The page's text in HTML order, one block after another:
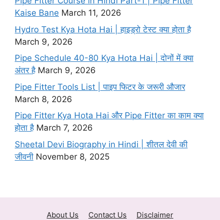
m
Kaise Bane March 11, 2026
Hydro Test Kya Hota Hai | हाइड्रो टेस्ट क्या होता है
March 9, 2026
Pipe Schedule 40-80 Kya Hota Hai | दोनों में क्या
अंतर है March 9, 2026
Pipe Fitter Tools List | पाइप फिटर के जरूरी औजार
March 8, 2026
Pipe Fitter Kya Hota Hai और Pipe Fitter का काम क्या
होता है March 7, 2026
Sheetal Devi Biography in Hindi | शीतल देवी की
जीवनी November 8, 2025
About Us Contact Us Disclaimer